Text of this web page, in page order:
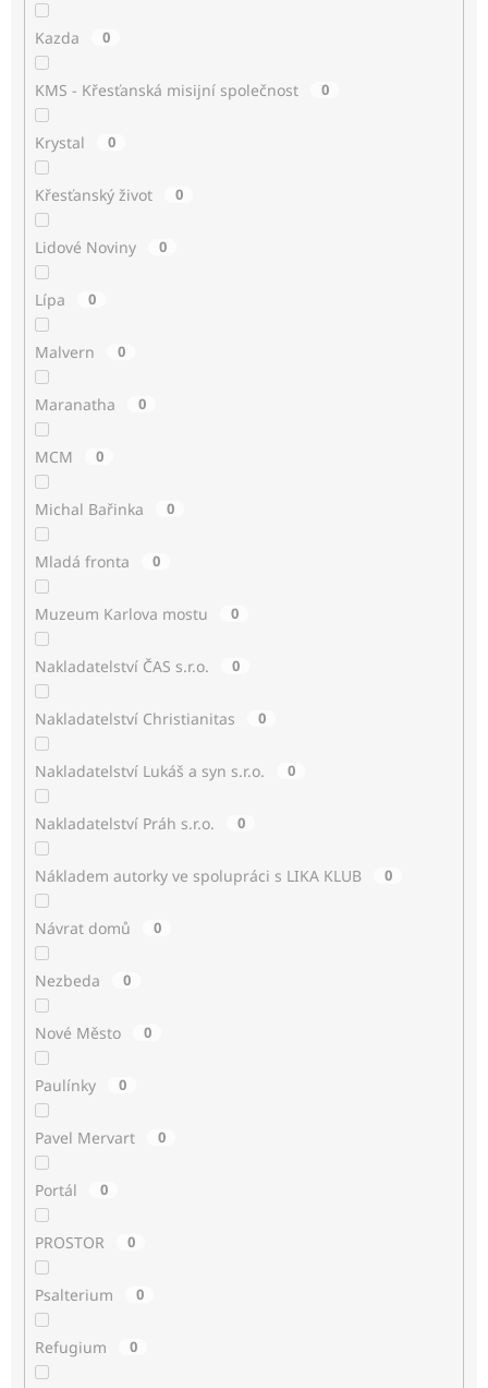
Kazda 0
KMS - Křesťanská misijní společnost 0
Krystal 0
Křesťanský život 0
Lidové Noviny 0
Lípa 0
Malvern 0
Maranatha 0
MCM 0
Michal Bařinka 0
Mladá fronta 0
Muzeum Karlova mostu 0
Nakladatelství ČAS s.r.o. 0
Nakladatelství Christianitas 0
Nakladatelství Lukáš a syn s.r.o. 0
Nakladatelství Práh s.r.o. 0
Nákladem autorky ve spolupráci s LIKA KLUB 0
Návrat domů 0
Nezbeda 0
Nové Město 0
Paulínky 0
Pavel Mervart 0
Portál 0
PROSTOR 0
Psalterium 0
Refugium 0